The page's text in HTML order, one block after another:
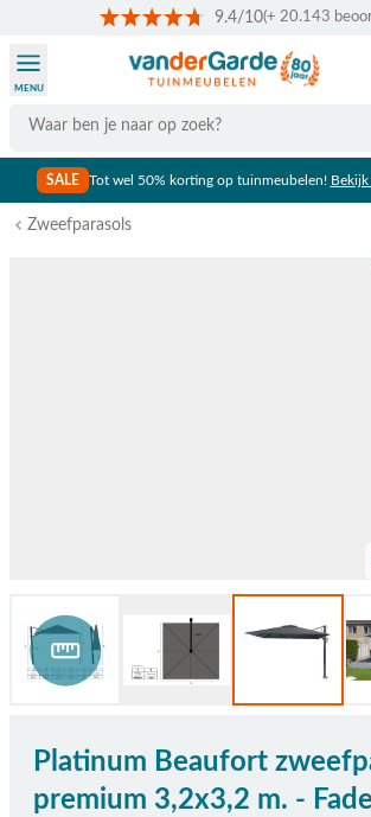
9.4/10(+ 20.143
Search
MENU
SALE Tot wel 50% korting op tuinmeubelen! Bekijk
Zweefparasols
Platinum Beaufort
premium 3,2x3,2 m. -